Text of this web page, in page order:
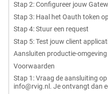
Stap 2: Configureer jouw
Stap 3: Haal het Oauth token
Stap 4: Stuur een request
Stap 5: Test jouw client
Aansluiten productie-omgeving
Voorwaarden
Stap 1: Vraag de aansluiting
info@rvig.nl. Je ontvangt dan